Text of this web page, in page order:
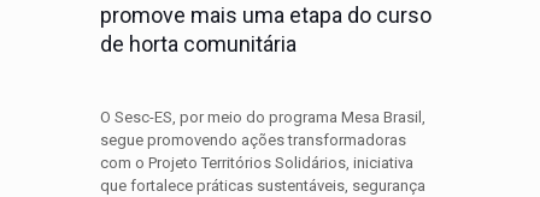
promove mais uma etapa do curso
de horta comunitária
O Sesc-ES, por meio do programa Mesa Brasil,
segue promovendo ações transformadoras
com o Projeto Territórios Solidários, iniciativa
que fortalece práticas sustentáveis, segurança